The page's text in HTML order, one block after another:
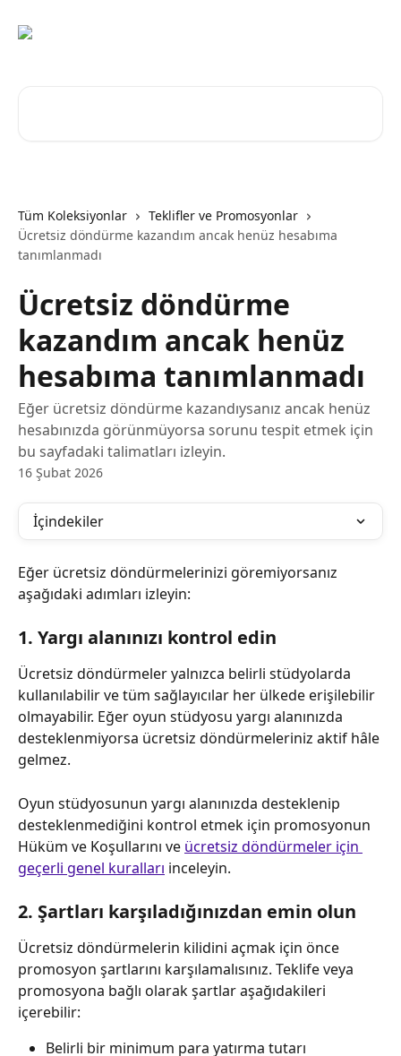
Tüm Koleksiyonlar
Teklifler ve Promosyonlar
Ücretsiz döndürme kazandım ancak henüz hesabıma
tanımlanmadı
Ücretsiz döndürme
kazandım ancak henüz
hesabıma tanımlanmadı
Eğer ücretsiz döndürme kazandıysanız ancak henüz
hesabınızda görünmüyorsa sorunu tespit etmek için
bu sayfadaki talimatları izleyin.
16 Şubat 2026
İçindekiler
Eğer ücretsiz döndürmelerinizi göremiyorsanız
aşağıdaki adımları izleyin:
1. Yargı alanınızı kontrol edin
Ücretsiz döndürmeler yalnızca belirli stüdyolarda
kullanılabilir ve tüm sağlayıcılar her ülkede erişilebilir
olmayabilir. Eğer oyun stüdyosu yargı alanınızda
desteklenmiyorsa ücretsiz döndürmeleriniz aktif hâle
gelmez.
Oyun stüdyosunun yargı alanınızda desteklenip
desteklenmediğini kontrol etmek için promosyonun
Hüküm ve Koşullarını ve ücretsiz döndürmeler için
geçerli genel kuralları inceleyin.
2. Şartları karşıladığınızdan emin olun
Ücretsiz döndürmelerin kilidini açmak için önce
promosyon şartlarını karşılamalısınız. Teklife veya
promosyona bağlı olarak şartlar aşağıdakileri
içerebilir:
Belirli bir minimum para yatırma tutarı